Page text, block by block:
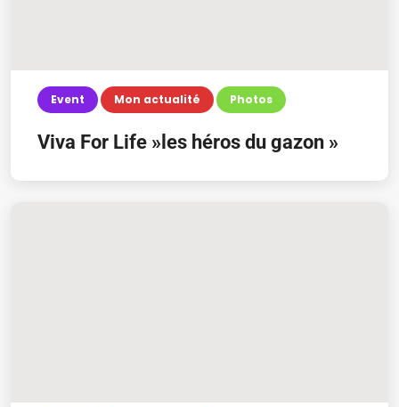
Event Mon actualité Photos
Viva For Life »les héros du gazon »